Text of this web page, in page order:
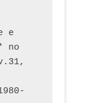
e
no